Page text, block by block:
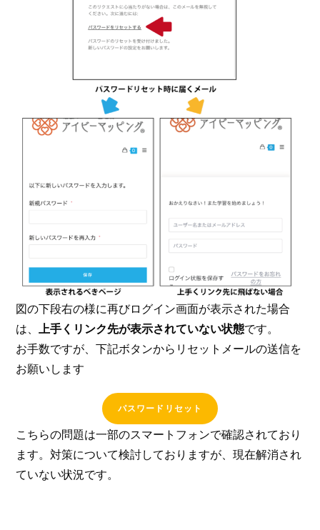
図の下段右の様に再びログイン画面が表示された場合
は、上手くリンク先が表示されていない状態です。
お手数ですが、下記ボタンからリセットメールの送信を
お願いします
パスワードリセット
こちらの問題は一部のスマートフォンで確認されており
ます。対策について検討しておりますが、現在解消され
ていない状況です。